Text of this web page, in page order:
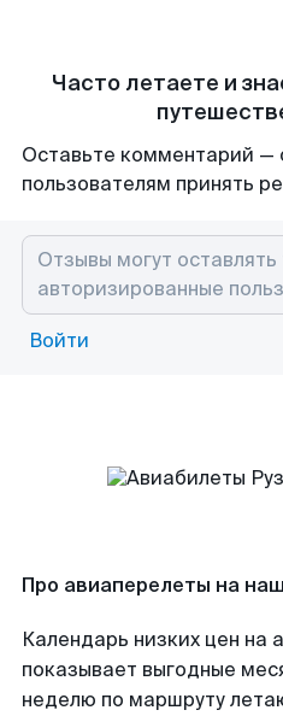
Часто летаете и
Оставьте комментарий —
пользователям принять
Войти
Про авиаперелеты на
Календарь низких цен на
показывает выгодные
неделю по маршруту